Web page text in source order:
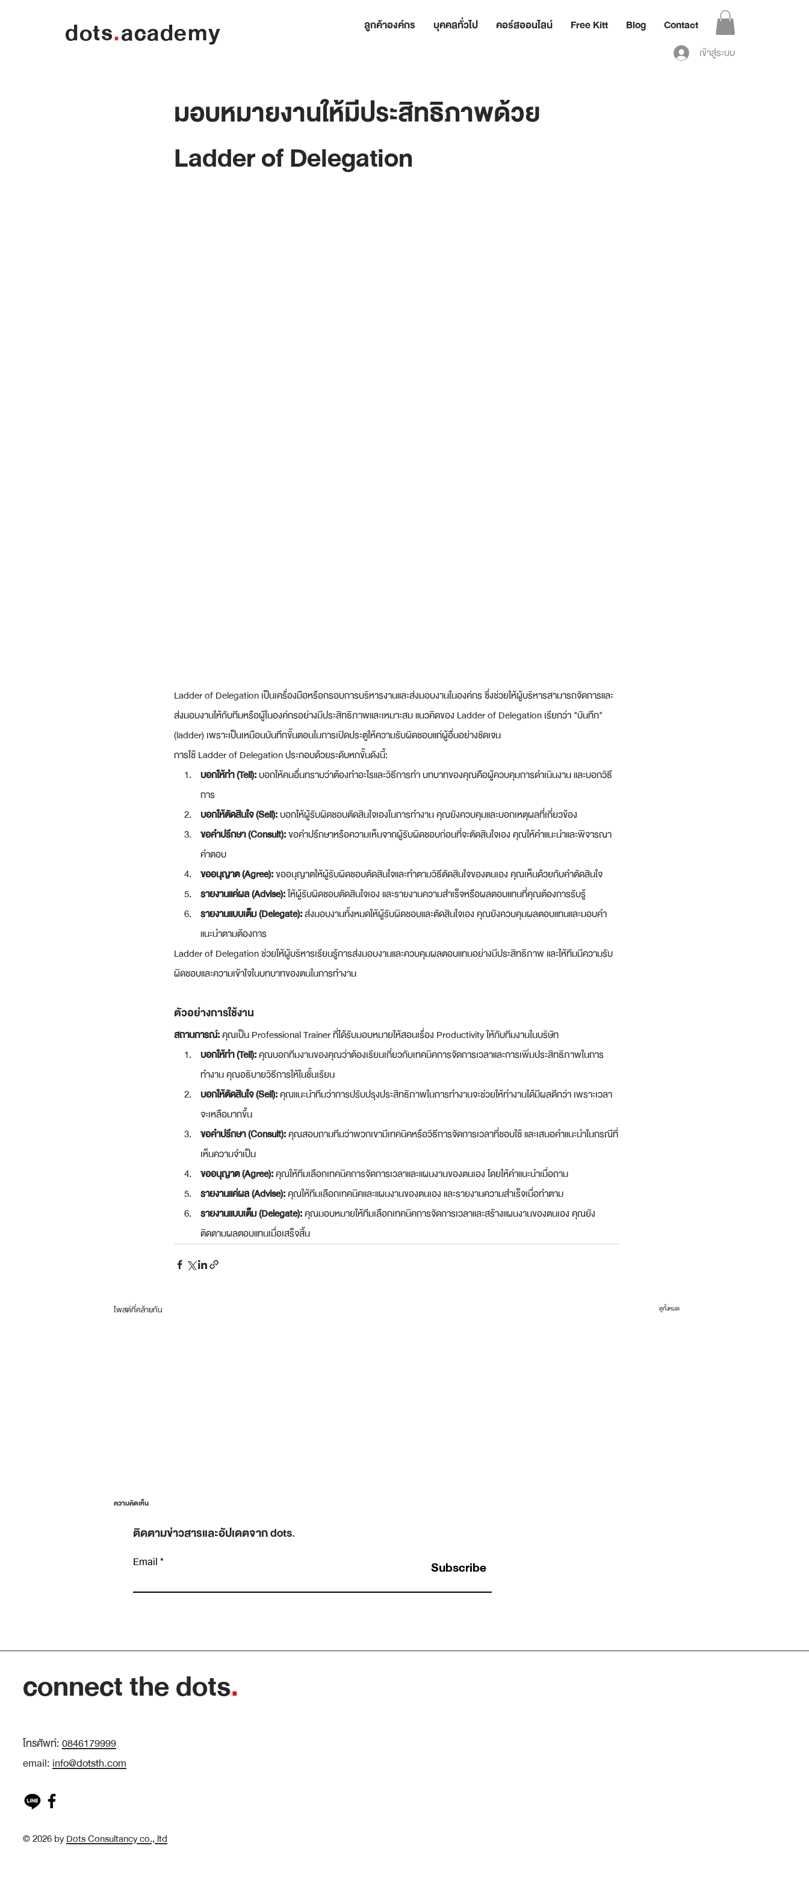
dots.academy ลูกค้าองค์กร บุคคลทั่วไป คอร์สออนไลน์ Free Kitt Blog Contact
เข้าสู่ระบบ
มอบหมายงานให้มีประสิทธิภาพด้วย
Ladder of Delegation
Ladder of Delegation เป็นเครื่องมือหรือกรอบการบริหารงานและส่งมอบงานในองค์กร ซึ่งช่วยให้ผู้บริหารสามารถจัดการและ
ส่งมอบงานให้กับทีมหรือผู้ในองค์กรอย่างมีประสิทธิภาพและเหมาะสม แนวคิดของ Ladder of Delegation เรียกว่า "บันทึก"
(ladder) เพราะเป็นเหมือนบันทึกขั้นตอนในการเปิดประตูให้ความรับผิดชอบแก่ผู้อื่นอย่างชัดเจน
การใช้ Ladder of Delegation ประกอบด้วยระดับหกขั้นดังนี้:
บอกให้ทำ (Tell): บอกให้คนอื่นทราบว่าต้องทำอะไรและวิธีการทำ บทบาทของคุณคือผู้ควบคุมการดำเนินงาน และบอกวิธี
การ
บอกให้ตัดสินใจ (Sell): บอกให้ผู้รับผิดชอบตัดสินใจเองในการทำงาน คุณยังควบคุมและบอกเหตุผลที่เกี่ยวข้อง
ขอคำปรึกษา (Consult): ขอคำปรึกษาหรือความเห็นจากผู้รับผิดชอบก่อนที่จะตัดสินใจเอง คุณให้คำแนะนำและพิจารณา
คำตอบ
ขออนุญาต (Agree): ขออนุญาตให้ผู้รับผิดชอบตัดสินใจและทำตามวิธีตัดสินใจของตนเอง คุณเห็นด้วยกับคำตัดสินใจ
รายงานแค่ผล (Advise): ให้ผู้รับผิดชอบตัดสินใจเอง และรายงานความสำเร็จหรือผลตอบแทนที่คุณต้องการรับรู้
รายงานแบบเต็ม (Delegate): ส่งมอบงานทั้งหมดให้ผู้รับผิดชอบและตัดสินใจเอง คุณยังควบคุมผลตอบแทนและมอบคำ
แนะนำตามต้องการ
Ladder of Delegation ช่วยให้ผู้บริหารเรียนรู้การส่งมอบงานและควบคุมผลตอบแทนอย่างมีประสิทธิภาพ และให้ทีมมีความรับ
ผิดชอบและความเข้าใจในบทบาทของตนในการทำงาน
ตัวอย่างการใช้งาน
สถานการณ์: คุณเป็น Professional Trainer ที่ได้รับมอบหมายให้สอนเรื่อง Productivity ให้กับทีมงานในบริษัท
บอกให้ทำ (Tell): คุณบอกทีมงานของคุณว่าต้องเรียนเกี่ยวกับเทคนิคการจัดการเวลาและการเพิ่มประสิทธิภาพในการ
ทำงาน คุณอธิบายวิธีการให้ในชั้นเรียน
บอกให้ตัดสินใจ (Sell): คุณแนะนำทีมว่าการปรับปรุงประสิทธิภาพในการทำงานจะช่วยให้ทำงานได้มีผลดีกว่า เพราะเวลา
จะเหลือมากขึ้น
ขอคำปรึกษา (Consult): คุณสอบถามทีมว่าพวกเขามีเทคนิคหรือวิธีการจัดการเวลาที่ชอบใช้ และเสนอคำแนะนำในกรณีที่
เห็นความจำเป็น
ขออนุญาต (Agree): คุณให้ทีมเลือกเทคนิคการจัดการเวลาและแผนงานของตนเอง โดยให้คำแนะนำเมื่อถาม
รายงานแค่ผล (Advise): คุณให้ทีมเลือกเทคนิคและแผนงานของตนเอง และรายงานความสำเร็จเมื่อทำตาม
รายงานแบบเต็ม (Delegate): คุณมอบหมายให้ทีมเลือกเทคนิคการจัดการเวลาและสร้างแผนงานของตนเอง คุณยัง
ติดตามผลตอบแทนเมื่อเสร็จสิ้น
โพสต์ที่คล้ายกัน ดูทั้งหมด
ความคิดเห็น
เขียนความคิดเห็น…
ติดตามข่าวสารและอัปเดตจาก dots.
Email Subscribe
connect the dots.
โทรศัพท์:0846179999
email:info@dotsth.com
© 2026 byDots Consultancy co., ltd